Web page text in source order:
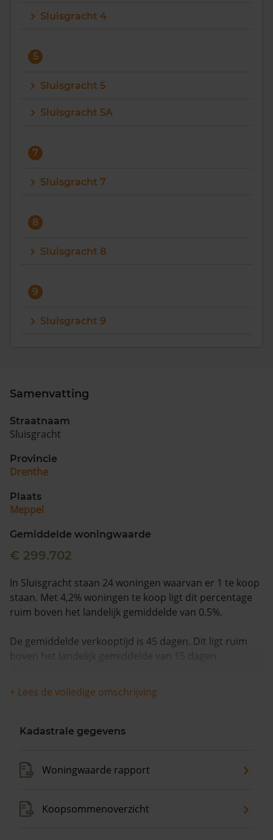
Sluisgracht 4
5
Sluisgracht 5
Sluisgracht 5A
7
Sluisgracht 7
8
Sluisgracht 8
9
Sluisgracht 9
Samenvatting
Straatnaam
Sluisgracht
Provincie
Drenthe
Plaats
Meppel
Gemiddelde woningwaarde
€ 299.702
In Sluisgracht staan 24 woningen waarvan er 1 te koop
staan. Met 4,2% woningen te koop ligt dit percentage
ruim boven het landelijk gemiddelde van 0.5%.
De gemiddelde verkooptijd is 45 dagen. Dit ligt ruim
boven het landelijk gemiddelde van 15 dagen.
De gemiddelde huizenprijs is €239.500. De gemiddelde
vraagprijs is €239.500. In de afgelopen 12 maanden is
+ Lees de volledige omschrijving
Kadastrale gegevens
Woningwaarde rapport
Koopsommenoverzicht